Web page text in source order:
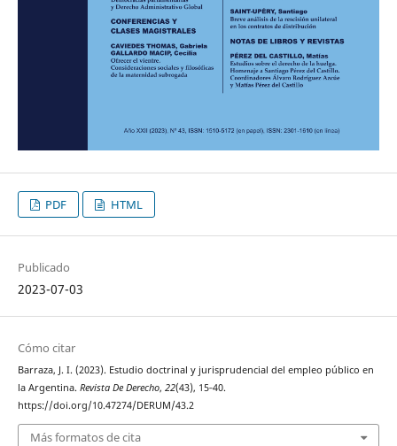
PDF HTML
Publicado
2023-07-03
Cómo citar
Barraza, J. I. (2023). Estudio doctrinal y jurisprudencial del empleo público en
la Argentina. Revista De Derecho, 22(43), 15‑40.
https://doi.org/10.47274/DERUM/43.2
Más formatos de cita